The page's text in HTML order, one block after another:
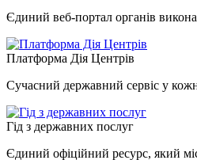
Єдиний веб-портал органів
Платформа Дія Центрів
Сучасний державний сервіс у
Гід з державних послуг
Єдиний офіційний ресурс, який